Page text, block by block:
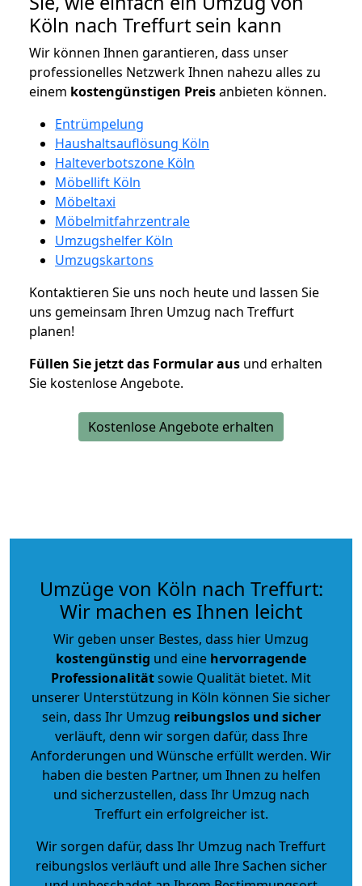
Köln nach Treffurt sein kann
Wir können Ihnen garantieren, dass unser
professionelles Netzwerk Ihnen nahezu alles zu
einem kostengünstigen Preisanbieten können.
Entrümpelung
Haushaltsauflösung Köln
Halteverbotszone Köln
Möbellift Köln
Möbeltaxi
Möbelmitfahrzentrale
Umzugshelfer Köln
Umzugskartons
Kontaktieren Sie uns noch heute und lassen Sie
uns gemeinsam Ihren Umzug nach Treffurt
planen!
Füllen Sie jetzt das Formular aus und erhalten
Sie kostenlose Angebote.
Kostenlose Angebote erhalten
Umzüge von Köln nach Treffurt:
Wir machen es Ihnen leicht
Wir geben unser Bestes, dass hier Umzug
kostengünstig und eine hervorragende
Professionalitätsowie Qualität bietet. Mit
unserer Unterstützung in Köln können Sie sicher
sein, dass Ihr Umzug reibungslos und sicher
verläuft, denn wir sorgen dafür, dass Ihre
Anforderungen und Wünsche erfüllt werden. Wir
haben die besten Partner, um Ihnen zu helfen
und sicherzustellen, dass Ihr Umzug nach
Treffurt ein erfolgreicher ist.
Wir sorgen dafür, dass Ihr Umzug nach Treffurt
reibungslos verläuft und alle Ihre Sachen sicher